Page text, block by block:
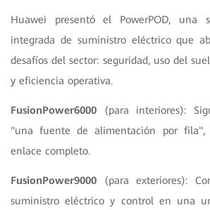
Huawei presentó el PowerPOD, una
integrada de suministro eléctrico que
desafíos del sector: seguridad, uso del
y eficiencia operativa.
FusionPower6000 (para interiores):
"una fuente de alimentación por fila",
enlace completo.
FusionPower9000 (para exteriores):
suministro eléctrico y control en una